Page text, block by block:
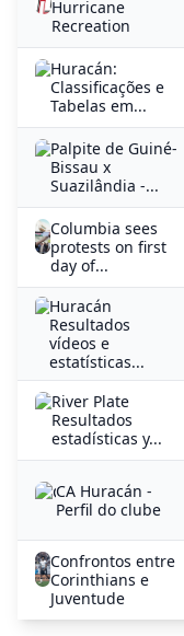
Hurricane
Recreation
Huracán:
Classificações e
Tabelas em...
Palpite de Guiné-
Bissau x
Suazilândia -...
Columbia sees
protests on first
day of...
Huracán
Resultados
vídeos e
estatísticas...
River Plate
Resultados
estadísticas y...
CA Huracán -
Perfil do clube
Confrontos entre
Corinthians e
Juventude